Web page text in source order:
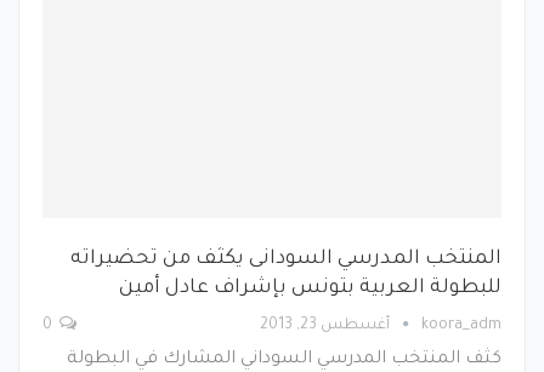
المنتخب المدرسي السودانى يكثف من تحضيراته
للبطولة العربية بتونس بإشراف عادل أمين
koora_adm أغسطس 23, 2013
كثف المنتخب المدرسي السوداني المشارك في البطولة